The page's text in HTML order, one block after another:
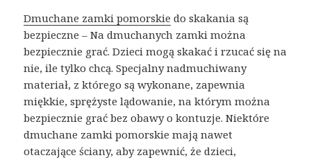
Dmuchane zamki pomorskie do skakania są
bezpieczne – Na dmuchanych zamki można
bezpiecznie grać. Dzieci mogą skakać i rzucać się na
nie, ile tylko chcą. Specjalny nadmuchiwany
materiał, z którego są wykonane, zapewnia
miękkie, sprężyste lądowanie, na którym można
bezpiecznie grać bez obawy o kontuzje. Niektóre
dmuchane zamki pomorskie mają nawet
otaczające ściany, aby zapewnić, że dzieci,